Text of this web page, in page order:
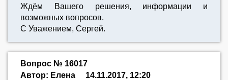
Ждём Вашего решения, информации и
возможных вопросов.
С Уважением, Сергей.
Вопрос № 16017
Автор: Елена
14.11.2017, 12:20